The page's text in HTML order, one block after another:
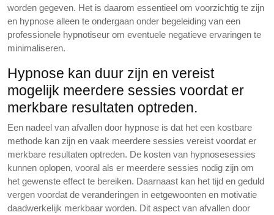
worden gegeven. Het is daarom essentieel om voorzichtig te zijn
en hypnose alleen te ondergaan onder begeleiding van een
professionele hypnotiseur om eventuele negatieve ervaringen te
minimaliseren.
Hypnose kan duur zijn en vereist
mogelijk meerdere sessies voordat er
merkbare resultaten optreden.
Een nadeel van afvallen door hypnose is dat het een kostbare
methode kan zijn en vaak meerdere sessies vereist voordat er
merkbare resultaten optreden. De kosten van hypnosesessies
kunnen oplopen, vooral als er meerdere sessies nodig zijn om
het gewenste effect te bereiken. Daarnaast kan het tijd en geduld
vergen voordat de veranderingen in eetgewoonten en motivatie
daadwerkelijk merkbaar worden. Dit aspect van afvallen door